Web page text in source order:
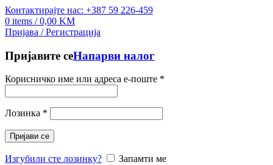
Контактирајте нас: +387 59 226-459
0 items / 0,00 KM
Пријава / Регистрација
Пријавите сеНапарви налог
Корисничко име или адреса е-поште *
Лозинка *
Пријави се
Изгубили сте лозинку?
Запамти ме